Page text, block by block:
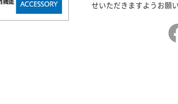
せいただきますようお願